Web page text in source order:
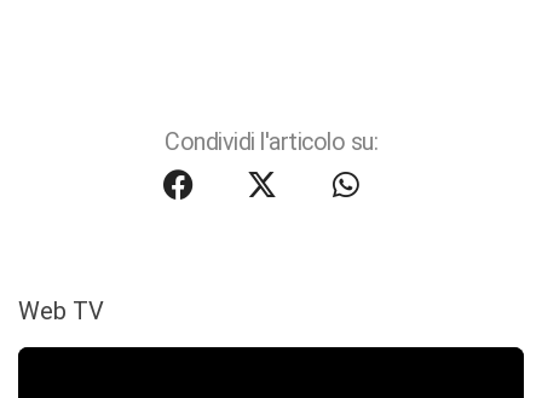
Condividi l'articolo su:
Web TV